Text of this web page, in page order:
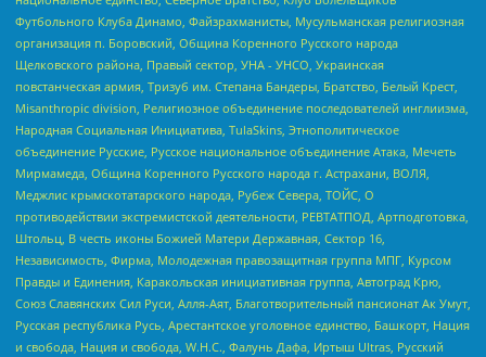
Футбольного Клуба Динамо, Файзрахманисты, Мусульманская религиозная
организация п. Боровский, Община Коренного Русского народа
Щелковского района, Правый сектор, УНА - УНСО, Украинская
повстанческая армия, Тризуб им. Степана Бандеры, Братство, Белый Крест,
Misanthropic division, Религиозное объединение последователей инглиизма,
Народная Социальная Инициатива, TulaSkins, Этнополитическое
объединение Русские, Русское национальное объединение Атака, Мечеть
Мирмамеда, Община Коренного Русского народа г. Астрахани, ВОЛЯ,
Меджлис крымскотатарского народа, Рубеж Севера, ТОЙС, О
противодействии экстремистской деятельности, РЕВТАТПОД, Артподготовка,
Штольц, В честь иконы Божией Матери Державная, Сектор 16,
Независимость, Фирма, Молодежная правозащитная группа МПГ, Курсом
Правды и Единения, Каракольская инициативная группа, Автоград Крю,
Союз Славянских Сил Руси, Алля-Аят, Благотворительный пансионат Ак Умут,
Русская республика Русь, Арестантское уголовное единство, Башкорт, Нация
и свобода, Нация и свобода, W.H.С., Фалунь Дафа, Иртыш Ultras, Русский